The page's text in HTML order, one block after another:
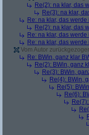
Re(2): na klar, das
Re(3): na klar,
Re: na klar, das
Re(2): na klar, das
Re: na klar, das
Re: na klar, das
Vom Autor
Re: BWin, ganz klar
Re(2): BWin, ganz
Re(3): BWin,
Re(4): BWin,
Re(5):
Re(6):